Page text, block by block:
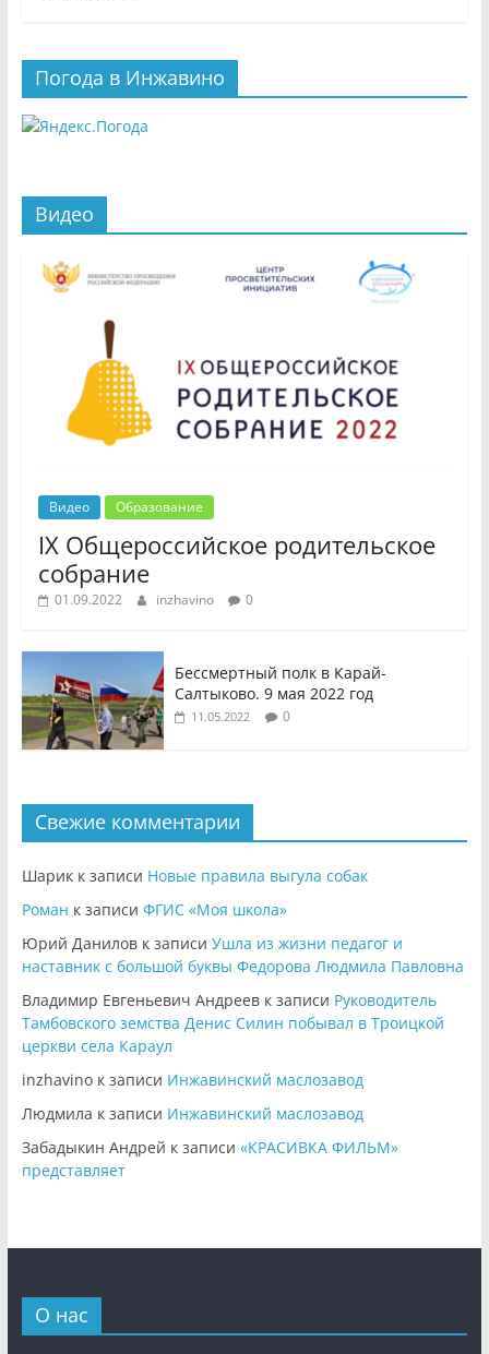
Погода в Инжавино
Видео
Видео Образование
IX Общероссийское родительское
собрание
01.09.2022 inzhavino 0
Бессмертный полк в Карай-
Салтыково. 9 мая 2022 год
11.05.2022 0
Свежие комментарии
Шарикк записи Новые правила выгула собак
Роман к записи ФГИС «Моя школа»
Юрий Даниловк записи Ушла из жизни педагог и
наставник с большой буквы Федорова Людмила Павловна
Владимир Евгеньевич Андреевк записи Руководитель
Тамбовского земства Денис Силин побывал в Троицкой
церкви села Караул
inzhavinoк записи Инжавинский маслозавод
Людмила к записи Инжавинский маслозавод
Забадыкин Андрей к записи «КРАСИВКА ФИЛЬМ»
представляет
О нас